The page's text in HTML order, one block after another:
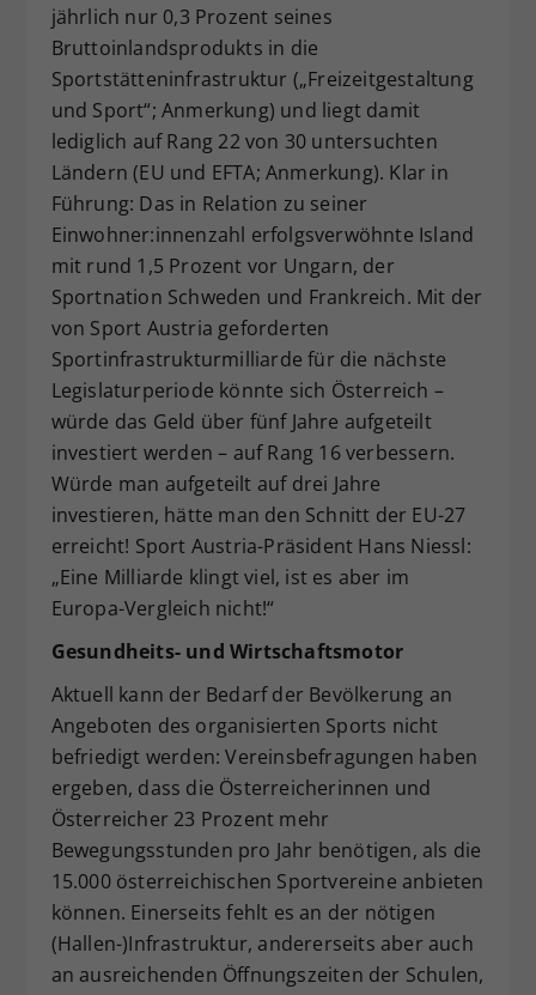
jährlich nur 0,3 Prozent seines
Bruttoinlandsprodukts in die
Sportstätteninfrastruktur („Freizeitgestaltung
und Sport“; Anmerkung) und liegt damit
lediglich auf Rang 22 von 30 untersuchten
Ländern (EU und EFTA; Anmerkung). Klar in
Führung: Das in Relation zu seiner
Einwohner:innenzahl erfolgsverwöhnte Island
mit rund 1,5 Prozent vor Ungarn, der
Sportnation Schweden und Frankreich. Mit der
von Sport Austria geforderten
Sportinfrastrukturmilliarde für die nächste
Legislaturperiode könnte sich Österreich –
würde das Geld über fünf Jahre aufgeteilt
investiert werden – auf Rang 16 verbessern.
Würde man aufgeteilt auf drei Jahre
investieren, hätte man den Schnitt der EU-27
erreicht! Sport Austria-Präsident Hans Niessl:
„Eine Milliarde klingt viel, ist es aber im
Europa-Vergleich nicht!“
Gesundheits- und Wirtschaftsmotor
Aktuell kann der Bedarf der Bevölkerung an
Angeboten des organisierten Sports nicht
befriedigt werden: Vereinsbefragungen haben
ergeben, dass die Österreicherinnen und
Österreicher 23 Prozent mehr
Bewegungsstunden pro Jahr benötigen, als die
15.000 österreichischen Sportvereine anbieten
können. Einerseits fehlt es an der nötigen
(Hallen-)Infrastruktur, andererseits aber auch
an ausreichenden Öffnungszeiten der Schulen,